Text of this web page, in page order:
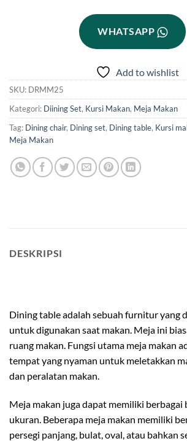
WHATSAPP
Add to wishlist
SKU: DRMM25
Kategori: Diining Set, Kursi Makan, Meja Makan
Tag: Dining chair, Dining set, Dining table, Kursi
Meja Makan
DESKRIPSI
Dining table adalah sebuah furnitur yang
untuk digunakan saat makan. Meja ini
ruang makan. Fungsi utama meja makan
tempat yang nyaman untuk meletakkan
dan peralatan makan.
Meja makan juga dapat memiliki berbagai
ukuran. Beberapa meja makan memiliki
persegi panjang, bulat, oval, atau bahkan